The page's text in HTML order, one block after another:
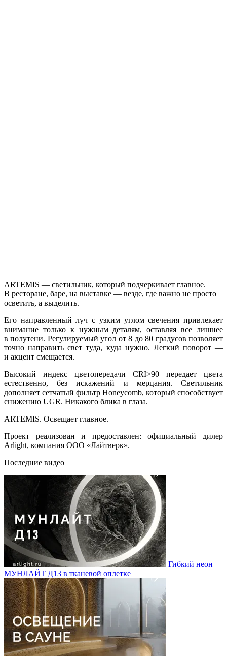
ARTEMIS — светильник, который подчеркивает главное.
В ресторане, баре, на выставке — везде, где важно не просто
осветить, а выделить.
Его направленный луч с узким углом свечения привлекает
внимание только к нужным деталям, оставляя все лишнее
в полутени. Регулируемый угол от 8 до 80 градусов позволяет
точно направить свет туда, куда нужно. Легкий поворот —
и акцент смещается.
Высокий индекс цветопередачи CRI>90 передает цвета
естественно, без искажений и мерцания. Светильник
дополняет сетчатый фильтр Honeycomb, который способствует
снижению UGR. Никакого блика в глаза.
ARTEMIS. Освещает главное.
Проект реализован и предоставлен: официальный дилер
Arlight, компания ООО «Лайтверк».
Последние видео
Гибкий неон
МУНЛАЙТ Д13 в тканевой оплетке